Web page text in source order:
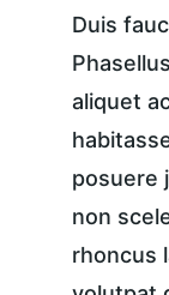
Duis
aliquet
posuere
non
rhoncus